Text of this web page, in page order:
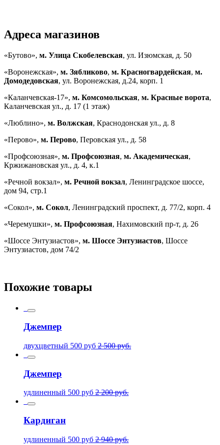
Адреса магазинов
«Бутово», м. Улица Скобелевская, ул. Изюмская, д. 50
«Воронежская», м. Зябликово, м. Красногвардейская, м.
Домодедовская, ул. Воронежская, д.24, корп. 1
«Каланчевская-17», м. Комсомольская, м. Красные ворота,
Каланчевская ул., д. 17 (1 этаж)
«Люблино», м. Волжская, Краснодонская ул., д. 8
«Перово», м. Перово, Перовская ул., д. 58
«Профсоюзная», м. Профсоюзная, м. Академическая,
Кржижановская ул., д. 4, к.1
«Речной вокзал», м. Речной вокзал, Ленинградское шоссе,
дом 94, стр.1
«Сокол», м. Сокол, Ленинградский проспект, д. 77/2, корп. 4
«Черемушки», м. Профсоюзная, Нахимовский пр-т, д. 26
«Шоссе Энтузиастов», м. Шоссе Энтузиастов, Шоссе
Энтузиастов, дом 74/2
Похожие товары
Джемпер
двухцветный 500 руб 2 500руб.
Джемпер
удлиненный 500 руб 2 200руб.
Кардиган
удлиненный 500 руб 2 940руб.